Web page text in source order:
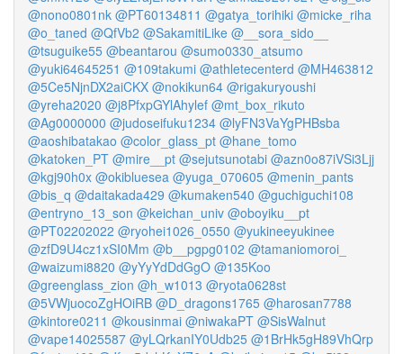
@nono0801nk @PT60134811 @gatya_torihiki @micke_riha
@o_taned @QfVb2 @SakamitiLike @__sora_sido__
@tsuguike55 @beantarou @sumo0330_atsumo
@yuki64645251 @109takumi @athletecenterd @MH463812
@5Ce5NjnDX2aiCKX @nokikun64 @rigakuryoushi
@yreha2020 @j8PfxpGYlAhylef @mt_box_rikuto
@Ag0000000 @judoseifuku1234 @lyFN3VaYgPHBsba
@aoshibatakao @color_glass_pt @hane_tomo
@katoken_PT @mire__pt @sejutsunotabi @azn0o87iVSi3Ljj
@kgj90h0x @okibluesea @yuga_070605 @menin_pants
@bis_q @daitakada429 @kumaken540 @guchiguchi108
@entryno_13_son @keichan_univ @oboyiku__pt
@PT02202022 @ryohei1026_0550 @yukineeyukinee
@zfD9U4cz1xSI0Mm @b__pgpg0102 @tamaniomoroi_
@waizumi8820 @yYyYdDdGgO @135Koo
@greenglass_zion @h_w1013 @ryota0628st
@5VWjuocoZgHOiRB @D_dragons1765 @harosan7788
@kintore0211 @kousinmai @niwakaPT @SisWalnut
@vape14025587 @yLQrkanIY0Udb25 @1BrHk5gH89VhQrp